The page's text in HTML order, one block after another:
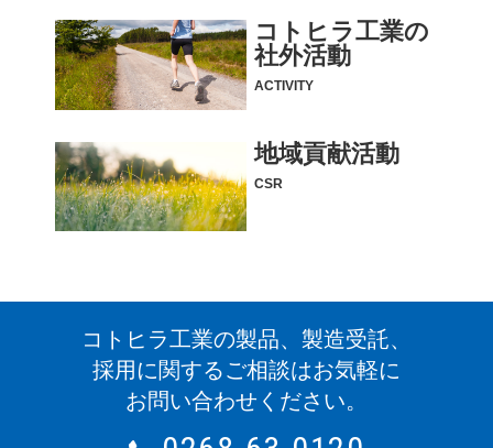
コトヒラ工業の
社外活動
ACTIVITY
地域貢献活動
CSR
コトヒラ工業の製品、製造受託、
採用に関するご相談はお気軽に
お問い合わせください。